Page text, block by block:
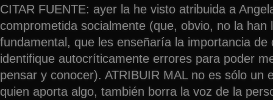
CITAR FUENTE: ayer la he visto atribuida a
comprometida socialmente (que, obvio, no la han
fundamental, que les enseñaría la importancia de
identifique autocríticamente errores para poder
pensar y conocer). ATRIBUIR MAL no es sólo un
quien aporta algo, también borra la voz de la